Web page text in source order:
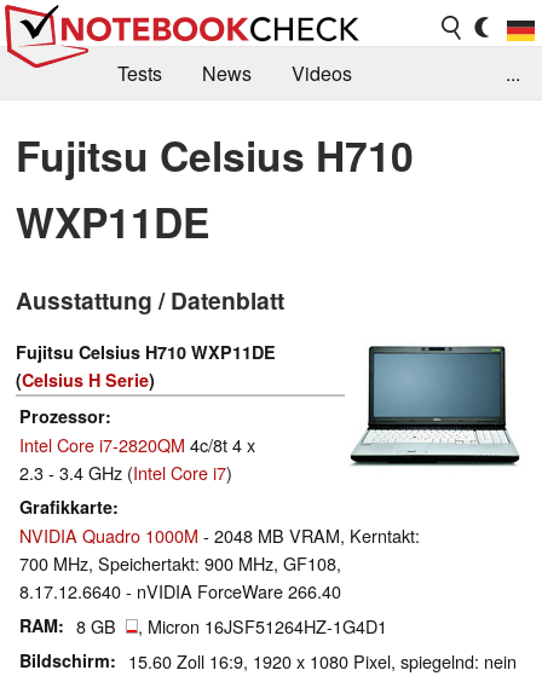
Tests News
Videos
Kaufberatung
Deals Suche
Jobs
Forum
...
Fujitsu Celsius H710
WXP11DE
Ausstattung / Datenblatt
Fujitsu Celsius H710 WXP11DE
(Celsius H Serie)
Prozessor
Intel Core i7-2820QM 4c/8t 4 x
2.3 - 3.4 GHz (Intel Core i7)
Grafikkarte
NVIDIA Quadro 1000M - 2048 MB VRAM, Kerntakt:
700 MHz, Speichertakt: 900 MHz, GF108,
8.17.12.6640 - nVIDIA ForceWare 266.40
RAM 8 GB , Micron 16JSF51264HZ-1G4D1
Bildschirm 15.60 Zoll 16:9, 1920 x 1080 Pixel, spiegelnd: nein